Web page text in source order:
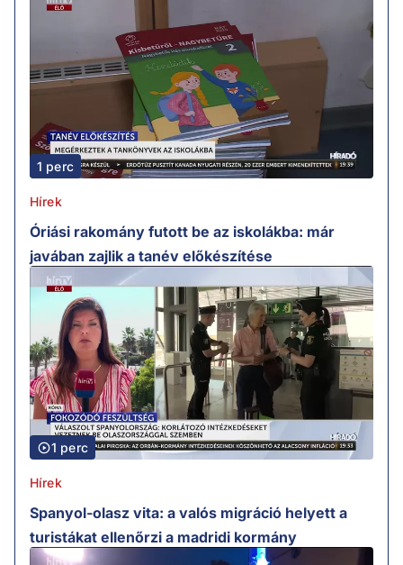
1 perc
Hírek
Óriási rakomány futott be az iskolákba: már
javában zajlik a tanév előkészítése
1 perc
Hírek
Spanyol-olasz vita: a valós migráció helyett a
turistákat ellenőrzi a madridi kormány